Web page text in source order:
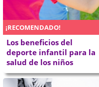
¡RECOMENDADO!
Los beneficios del
deporte infantil para la
salud de los niños